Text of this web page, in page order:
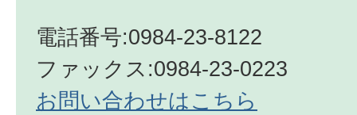
電話番号:0984-23-8122
ファックス:0984-23-0223
お問い合わせはこちら